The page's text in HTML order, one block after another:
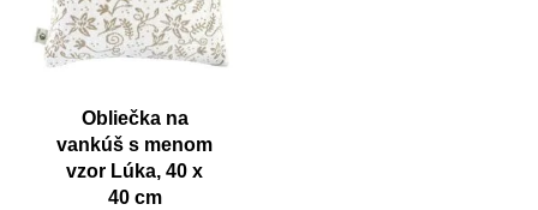
Obliečka na
vankúš s menom
vzor Lúka, 40 x
40 cm